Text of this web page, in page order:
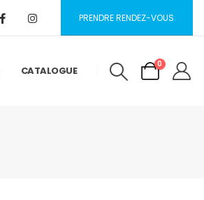
PRENDRE RENDEZ-VOUS
CATALOGUE
0